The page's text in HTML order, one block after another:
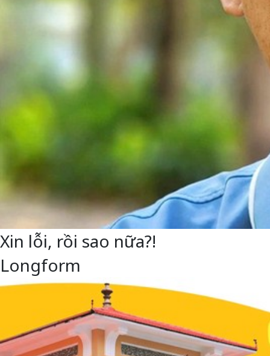
Xin lỗi, rồi sao nữa?!
Longform